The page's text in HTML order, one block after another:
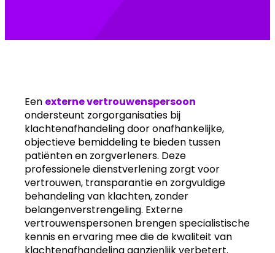
Een externe vertrouwenspersoon
ondersteunt zorgorganisaties bij
klachtenafhandeling door onafhankelijke,
objectieve bemiddeling te bieden tussen
patiënten en zorgverleners. Deze
professionele dienstverlening zorgt voor
vertrouwen, transparantie en zorgvuldige
behandeling van klachten, zonder
belangenverstrengeling. Externe
vertrouwenspersonen brengen specialistische
kennis en ervaring mee die de kwaliteit van